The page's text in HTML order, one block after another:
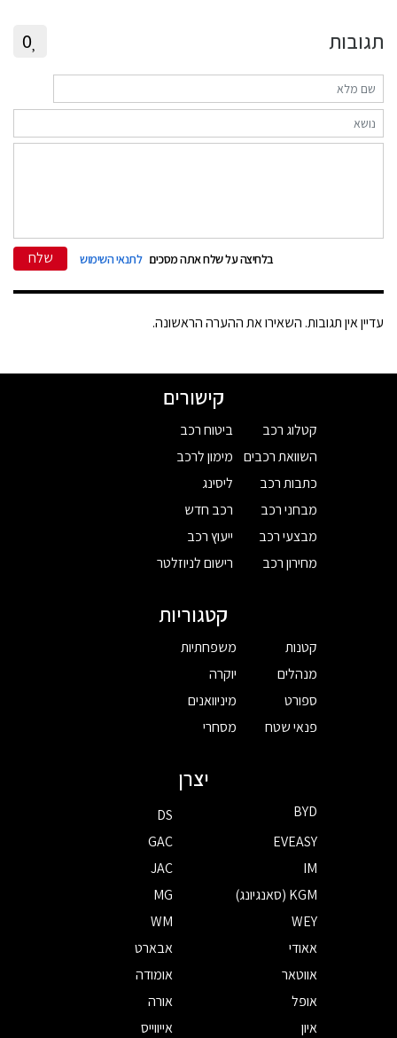
תגובות 0
בלחיצה על שלח אתה מסכים לתנאי השימוש שלח
עדיין אין תגובות. השאירו את ההערה הראשונה.
קישורים
קטלוג רכב
השוואת רכבים
כתבות רכב
מבחני רכב
מבצעי רכב
מחירון רכב
ביטוח רכב
מימון לרכב
ליסינג
רכב חדש
ייעוץ רכב
רישום לניוזלטר
קטגוריות
קטנות
מנהלים
ספורט
פנאי שטח
משפחתיות
יוקרה
מיניוואנים
מסחרי
יצרן
BYD
DS
EVEASY
GAC
IM
JAC
KGM (סאנגיונג)
MG
WEY
WM
אאודי
אבארט
אווטאר
אומודה
אופל
אורה
איון
אייווייס